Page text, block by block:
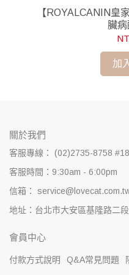
【ROYALCANIN皇
臟
加
關於我們
客服專線： (02)2735-8758 #18
客服時間：9:30am - 6:00pm
信箱：
地址：台北市大安區基隆路二
會員中心
付款方式說明 Q&A常見問題